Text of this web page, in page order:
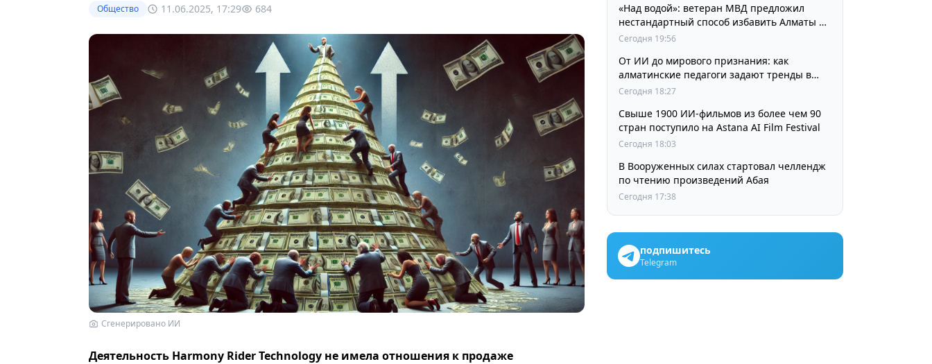
Общество 11.06.2025, 17:29 684
Сгенерировано ИИ
Деятельность Harmony Rider Technology не имела отношения к продаже
«Над водой»: ветеран МВД предложил
нестандартный способ избавить Алматы от
пробок и смога
Сегодня 19:56
От ИИ до мирового признания: как
алматинские педагоги задают тренды в
изучении языков
Сегодня 18:27
Свыше 1900 ИИ-фильмов из более чем 90
стран поступило на Astana AI Film Festival
Сегодня 18:03
В Вооруженных силах стартовал челлендж
по чтению произведений Абая
Сегодня 17:38
подпишитесь
Telegram